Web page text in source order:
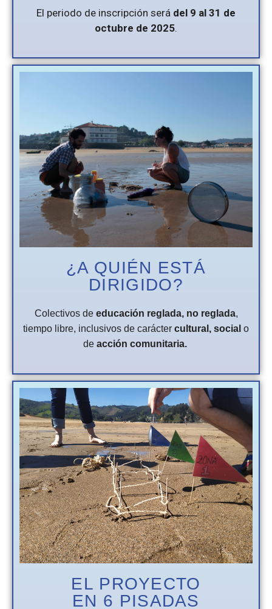
El periodo de inscripción será del 9 al 31 de
octubre de 2025.
¿A QUIÉN ESTÁ
DIRIGIDO?
Colectivos de educación reglada, no reglada,
tiempo libre, inclusivos de carácter cultural, social o
de acción comunitaria.
EL PROYECTO
EN 6 PISADAS